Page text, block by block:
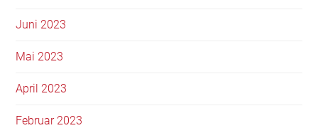
Juni 2023
Mai 2023
April 2023
Februar 2023